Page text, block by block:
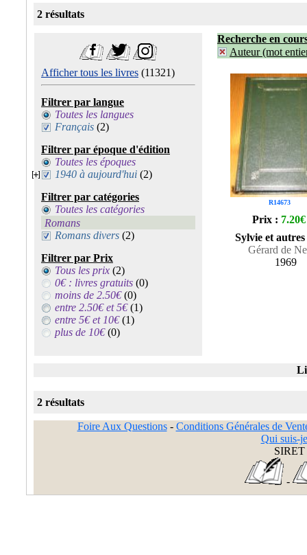
2 résultats
Afficher tous les livres (11321)
Filtrer par langue
Toutes les langues
Français (2)
Filtrer par époque d'édition
Toutes les époques
1940 à aujourd'hui (2)
Filtrer par catégories
Toutes les catégories
Romans
Romans divers (2)
Filtrer par Prix
Tous les prix (2)
0€ : livres gratuits (0)
moins de 2.50€(0)
entre 2.50€ et 5€(1)
entre 5€ et 10€(1)
plus de 10€(0)
Recherche en
Auteur (mot
R14673
Prix : 7.20€
Sylvie et autres
Gérard de
1969
2 résultats
Foire Aux Questions- Conditions Générales de
Qui suis-
SIRET
-